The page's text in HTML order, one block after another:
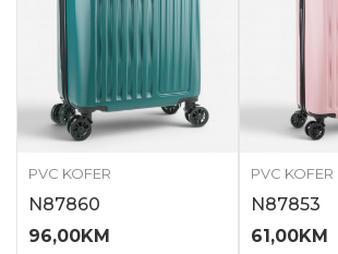
PVC KOFER
N87860
96,00KM
PVC KOFER
N87853
61,00KM